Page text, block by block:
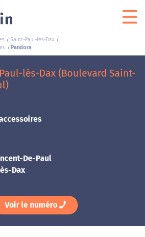
Saint-Paul-lès-Dax
Pandora
lès-Dax (Boulevard Saint-
De-Paul
Dax
Voir le numéro